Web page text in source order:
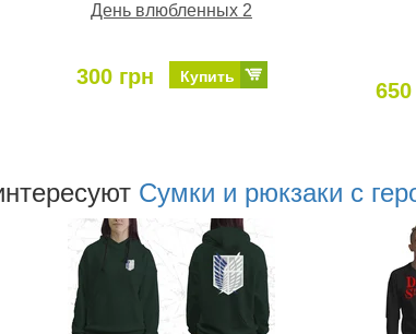
День влюбленных 2
300 грн Купить
650
Сумки и рюкзаки с